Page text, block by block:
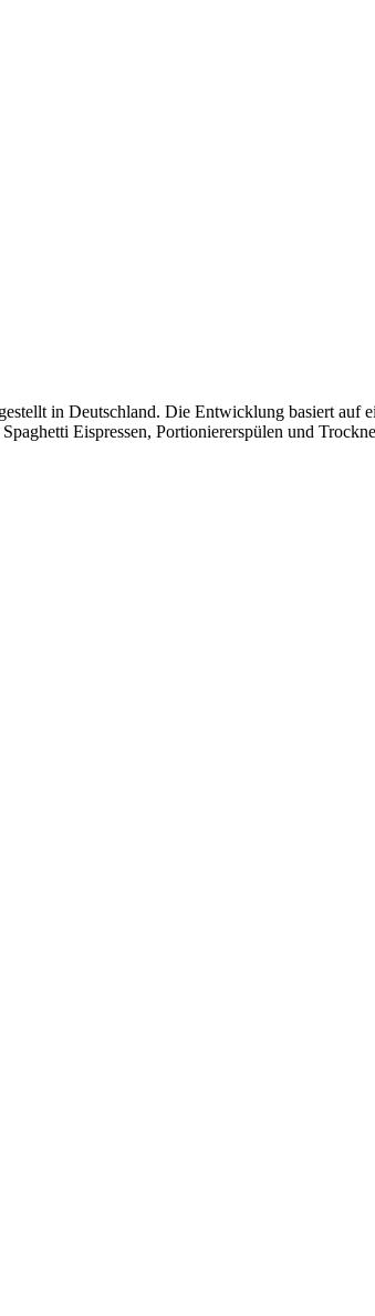
in Deutschland. Die Entwicklung basiert auf
Eispressen, Portioniererspülen und